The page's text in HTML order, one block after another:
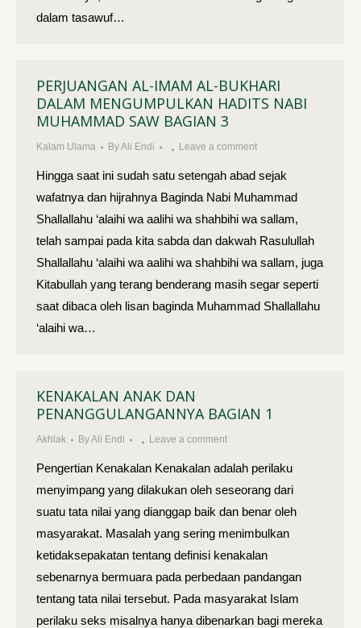
dalam tasawuf…
PERJUANGAN AL-IMAM AL-BUKHARI
DALAM MENGUMPULKAN HADITS NABI
MUHAMMAD SAW BAGIAN 3
Kalam Ulama ByAli Endi Leave a comment
Hingga saat ini sudah satu setengah abad sejak
wafatnya dan hijrahnya Baginda Nabi Muhammad
Shallallahu ‘alaihi wa aalihi wa shahbihi wa sallam,
telah sampai pada kita sabda dan dakwah Rasulullah
Shallallahu ‘alaihi wa aalihi wa shahbihi wa sallam, juga
Kitabullah yang terang benderang masih segar seperti
saat dibaca oleh lisan baginda Muhammad Shallallahu
‘alaihi wa…
KENAKALAN ANAK DAN
PENANGGULANGANNYA BAGIAN 1
Akhlak ByAli Endi Leave a comment
Pengertian Kenakalan Kenakalan adalah perilaku
menyimpang yang dilakukan oleh seseorang dari
suatu tata nilai yang dianggap baik dan benar oleh
masyarakat. Masalah yang sering menimbulkan
ketidaksepakatan tentang definisi kenakalan
sebenarnya bermuara pada perbedaan pandangan
tentang tata nilai tersebut. Pada masyarakat Islam
perilaku seks misalnya hanya dibenarkan bagi mereka